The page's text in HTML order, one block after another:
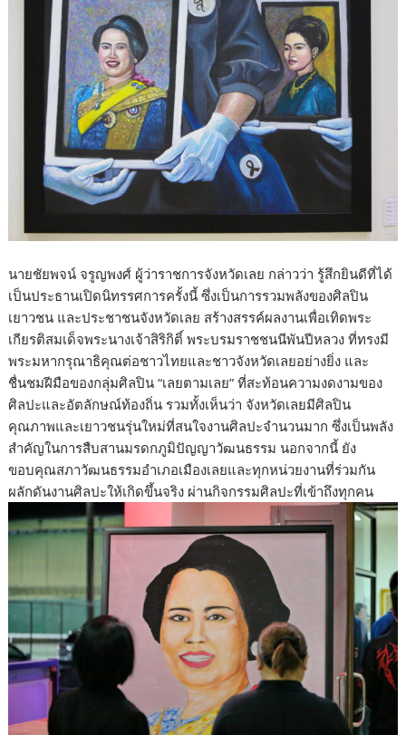
นายชัยพจน์ จรูญพงศ์ ผู้ว่าราชการจังหวัดเลย กล่าวว่า รู้สึกยินดีที่ได้
เป็นประธานเปิดนิทรรศการครั้งนี้ ซึ่งเป็นการรวมพลังของศิลปิน
เยาวชน และประชาชนจังหวัดเลย สร้างสรรค์ผลงานเพื่อเทิดพระ
เกียรติสมเด็จพระนางเจ้าสิริกิติ์ พระบรมราชชนนีพันปีหลวง ที่ทรงมี
พระมหากรุณาธิคุณต่อชาวไทยและชาวจังหวัดเลยอย่างยิ่ง และ
ชื่นชมฝีมือของกลุ่มศิลปิน “เลยตามเลย” ที่สะท้อนความงดงามของ
ศิลปะและอัตลักษณ์ท้องถิ่น รวมทั้งเห็นว่า จังหวัดเลยมีศิลปิน
คุณภาพและเยาวชนรุ่นใหม่ที่สนใจงานศิลปะจำนวนมาก ซึ่งเป็นพลัง
สำคัญในการสืบสานมรดกภูมิปัญญาวัฒนธรรม นอกจากนี้ ยัง
ขอบคุณสภาวัฒนธรรมอำเภอเมืองเลยและทุกหน่วยงานที่ร่วมกัน
ผลักดันงานศิลปะให้เกิดขึ้นจริง ผ่านกิจกรรมศิลปะที่เข้าถึงทุกคน